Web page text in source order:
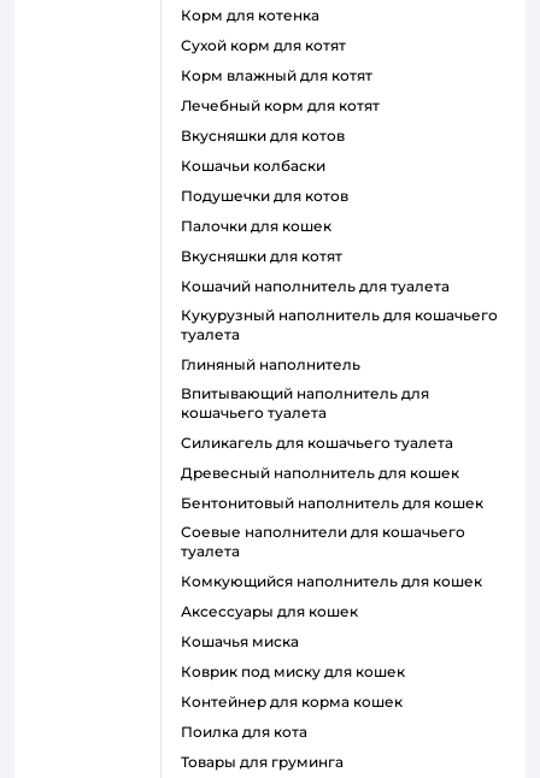
корм для котенка
сухой корм для котят
корм влажный для котят
лечебный корм для котят
вкусняшки для котов
кошачьи колбаски
подушечки для котов
палочки для кошек
вкусняшки для котят
кошачий наполнитель для туалета
кукурузный наполнитель для кошачьего
туалета
глиняный наполнитель
впитывающий наполнитель для
кошачьего туалета
силикагель для кошачьего туалета
древесный наполнитель для кошек
бентонитовый наполнитель для кошек
соевые наполнители для кошачьего
туалета
комкующийся наполнитель для кошек
аксессуары для кошек
кошачья миска
коврик под миску для кошек
контейнер для корма кошек
поилка для кота
товары для груминга